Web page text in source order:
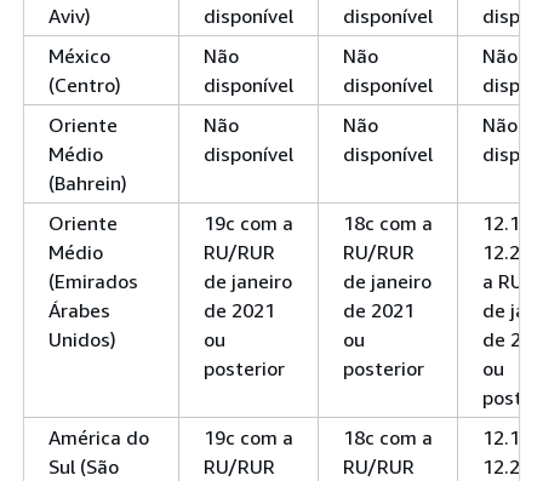
Aviv)
disponível
disponível
México
(Centro)
Não
disponível
Não
disponível
Não
Oriente
Médio
(Bahrein)
Não
disponível
Não
disponível
Não
Oriente
Médio
(Emirados
Árabes
Unidos)
19c com a
RU/RUR
de janeiro
de 2021
ou
posterior
18c com a
RU/RUR
de janeiro
de 2021
ou
posterior
12.1 e
12.2
a RU/
de
de
ou
América do
Sul (São
19c com a
RU/RUR
18c com a
RU/RUR
12.1 e
12.2